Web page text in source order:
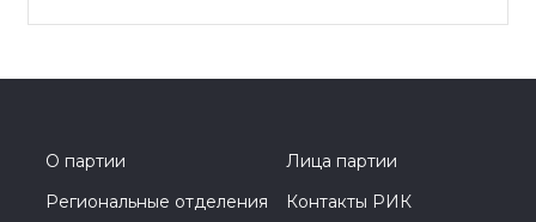
О партии
Лица партии
Региональные отделения
Контакты РИК